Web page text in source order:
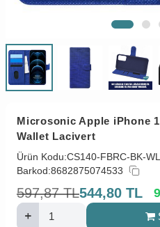
Microsonic Apple iPhone
Wallet Lacivert
Ürün Kodu:CS140-FBRC-BK-
Barkod:8682875074533
597,87 TL544,80 TL 9